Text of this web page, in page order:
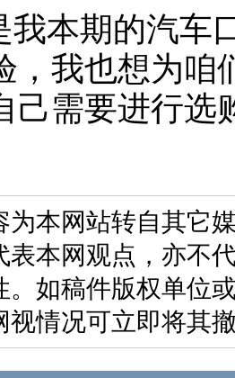
我本期的汽车
，我也想为咱
己需要进行选
为本网站转自其它
表本网观点，亦不
。如稿件版权单位
视情况可立即将其